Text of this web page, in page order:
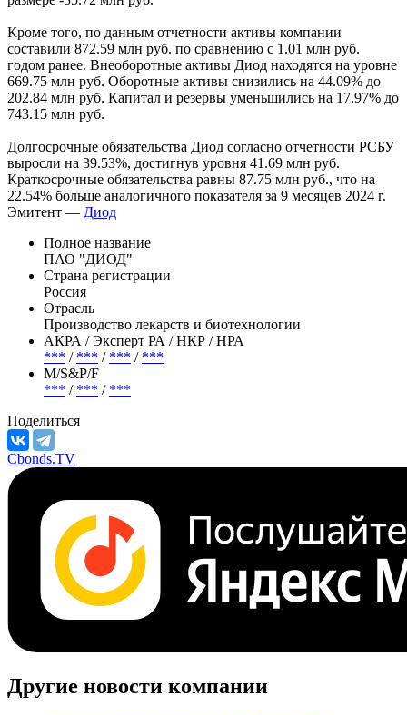
Кроме того, по данным отчетности активы компании
составили 872.59 млн руб. по сравнению с 1.01 млн руб.
годом ранее. Внеоборотные активы Диод находятся на уровне
669.75 млн руб. Оборотные активы снизились на 44.09% до
202.84 млн руб. Капитал и резервы уменьшились на 17.97% до
743.15 млн руб.
Долгосрочные обязательства Диод согласно отчетности РСБУ
выросли на 39.53%, достигнув уровня 41.69 млн руб.
Краткосрочные обязательства равны 87.75 млн руб., что на
22.54% больше аналогичного показателя за 9 месяцев 2024 г.
Эмитент — Диод
Полное название
ПАО "ДИОД"
Страна регистрации
Россия
Отрасль
Производство лекарств и биотехнологии
АКРА / Эксперт РА / НКР / НРА
*** / *** / *** / ***
М/S&P/F
*** / *** / ***
Поделиться
Cbonds.TV
Другие новости компании